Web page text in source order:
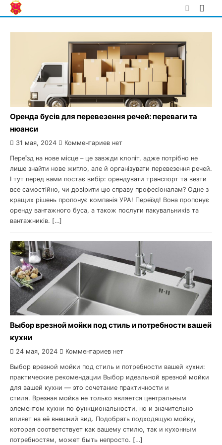
Skip
to
Оренда бусів для перевезення речей: переваги та
нюанси
31 мая, 2024 Комментариев нет
Переїзд на нове місце – це завжди клопіт, адже потрібно не
лише знайти нове житло, але й організувати перевезення речей.
І тут перед вами постає вибір: орендувати транспорт та везти
все самостійно, чи довірити цю справу професіоналам? Одне з
кращих рішень пропонує компанія УРА! Переїзд! Вона пропонує
оренду вантажного буса, а також послуги пакувальників та
вантажників. […]
Выбор врезной мойки под стиль и потребности вашей
кухни
24 мая, 2024 Комментариев нет
Выбор врезной мойки под стиль и потребности вашей кухни:
практические рекомендации Выбор идеальной врезной мойки
для вашей кухни — это сочетание практичности и
стиля. Врезная мойка не только является центральным
элементом кухни по функциональности, но и значительно
влияет на её внешний вид. Подобрать подходящую мойку,
которая соответствует как вашему стилю, так и кухонным
потребностям, может быть непросто. […]